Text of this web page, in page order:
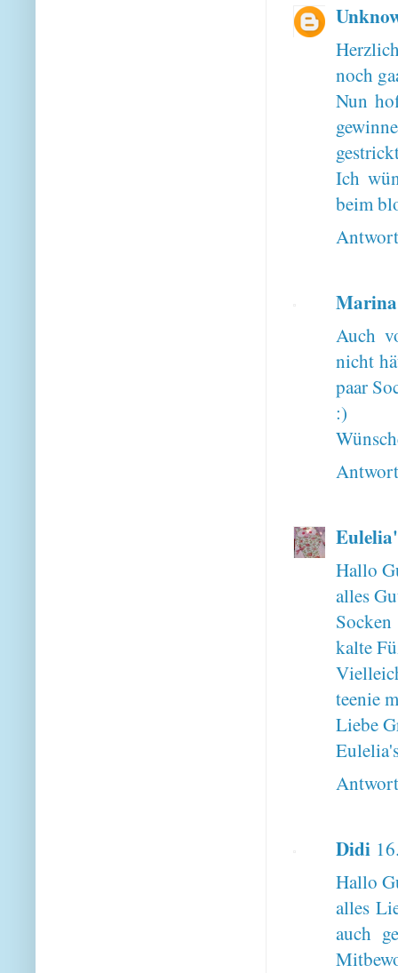
noch
Nun
Ich
beim
Auch
nicht
paar
:)
Hallo
alles
kalte
teenie
Liebe
Didi
Hallo
alles
auch